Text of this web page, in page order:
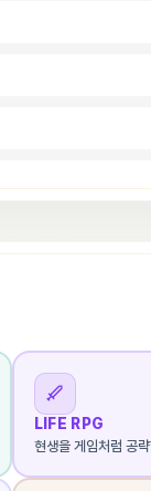
LIFE RPG
현생을 게임처럼 공